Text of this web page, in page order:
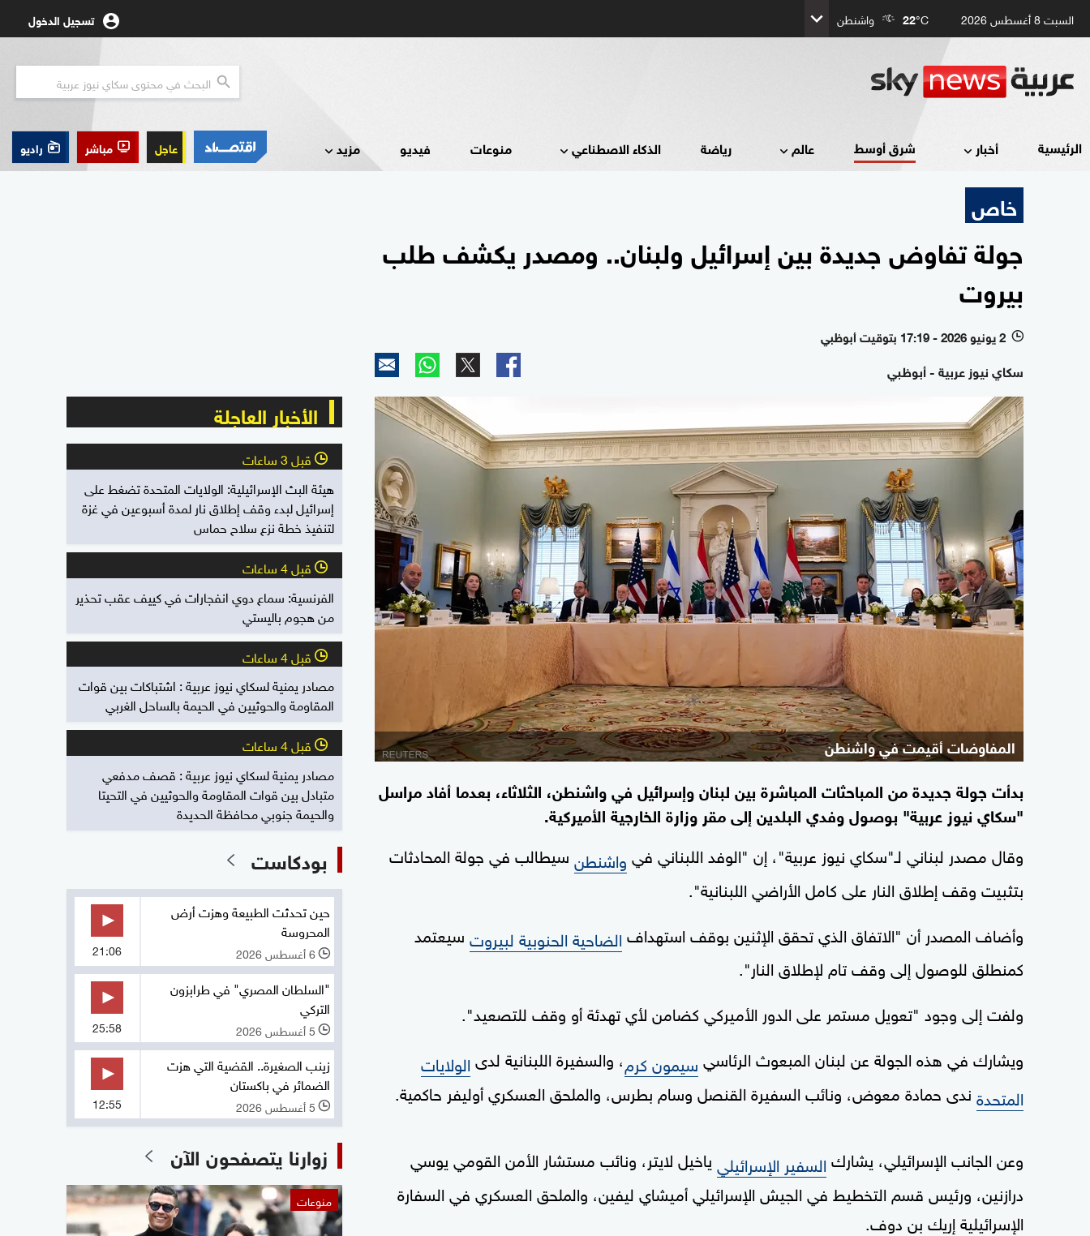
السبت 8 أغسطس 2026 22°C واشنطن تسجيل الدخول
الرئيسية أخبار شرق أوسط عالم رياضة الذكاء الاصطناعي منوعات فيديو مزيد عاجل مباشر راديو
خاص
جولة تفاوض جديدة بين إسرائيل ولبنان.. ومصدر يكشف طلب
بيروت
l 2 يونيو 2026 - 17:19 بتوقيت أبوظبي
سكاي نيوز عربية - أبوظبي
المفاوضات أقيمت في واشنطن
بدأت جولة جديدة من المباحثات المباشرة بين لبنان وإسرائيل في واشنطن، الثلاثاء، بعدما أفاد مراسل
"سكاي نيوز عربية" بوصول وفدي البلدين إلى مقر وزارة الخارجية الأميركية.
وقال مصدر لبناني لـ"سكاي نيوز عربية"، إن "الوفد اللبناني في واشنطن سيطالب في جولة المحادثات
بتثبيت وقف إطلاق النار على كامل الأراضي اللبنانية".
وأضاف المصدر أن "الاتفاق الذي تحقق الإثنين بوقف استهداف الضاحية الحنوبية لبيروت سيعتمد
كمنطلق للوصول إلى وقف تام لإطلاق النار".
ولفت إلى وجود "تعويل مستمر على الدور الأميركي كضامن لأي تهدئة أو وقف للتصعيد".
ويشارك في هذه الجولة عن لبنان المبعوث الرئاسي سيمون كرم، والسفيرة اللبنانية لدى الولايات
المتحدة ندى حمادة معوض، ونائب السفيرة القنصل وسام بطرس، والملحق العسكري أوليفر حاكمية.
وعن الجانب الإسرائيلي، يشارك السفير الإسرائيلي ياخيل لايتر، ونائب مستشار الأمن القومي يوسي
درازنين، ورئيس قسم التخطيط في الجيش الإسرائيلي أميشاي ليفين، والملحق العسكري في السفارة
الإسرائيلية إريك بن دوف.
الأخبار العاجلة
l قبل 3 ساعات
هيئة البث الإسرائيلية: الولايات المتحدة تضغط على
إسرائيل لبدء وقف إطلاق نار لمدة أسبوعين في غزة
لتنفيذ خطة نزع سلاح حماس
l قبل 4 ساعات
الفرنسية: سماع دوي انفجارات في كييف عقب تحذير
من هجوم باليستي
l قبل 4 ساعات
مصادر يمنية لسكاي نيوز عربية : اشتباكات بين قوات
المقاومة والحوثيين في الحيمة بالساحل الغربي
l قبل 4 ساعات
مصادر يمنية لسكاي نيوز عربية : قصف مدفعي
متبادل بين قوات المقاومة والحوثيين في التحيتا
والحيمة جنوبي محافظة الحديدة
بودكاست
حين تحدثت الطبيعة وهزت أرض
المحروسة
l 6 أغسطس 2026 21:06
"السلطان المصري" في طرابزون
التركي
l 5 أغسطس 2026 25:58
زينب الصغيرة.. القضية التي هزت
الضمائر في باكستان
l 5 أغسطس 2026 12:55
زوارنا يتصفحون الآن
منوعات